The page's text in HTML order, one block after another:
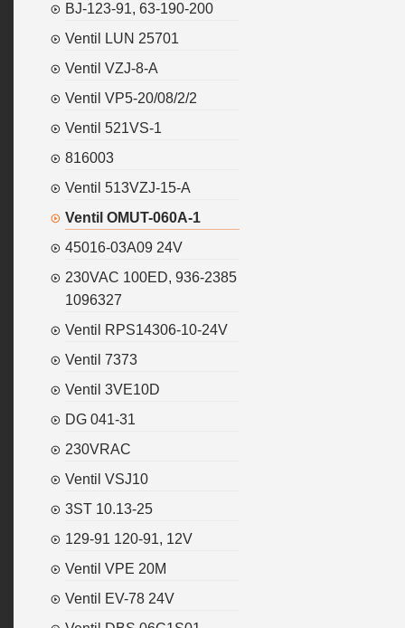
BJ-123-91, 63-190-200
Ventil LUN 25701
Ventil VZJ-8-A
Ventil VP5-20/08/2/2
Ventil 521VS-1
816003
Ventil 513VZJ-15-A
Ventil OMUT-060A-1
45016-03A09 24V
230VAC 100ED, 936-2385
1096327
Ventil RPS14306-10-24V
Ventil 7373
Ventil 3VE10D
DG 041-31
230VRAC
Ventil VSJ10
3ST 10.13-25
129-91 120-91, 12V
Ventil VPE 20M
Ventil EV-78 24V